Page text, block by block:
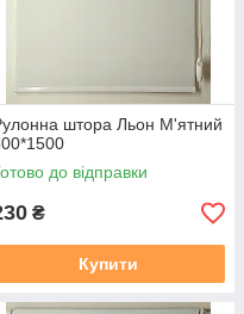
у Вайбер, якщо
штори у відкритій
з тканини, отже
монтажний комплект
на вал з металевою
системи Міні 19
вибір. Штора
саморізів, вони в
з двох сторін, там де
такого стику з одного
штора Льон М'ятний
до відправки
₴
Купити